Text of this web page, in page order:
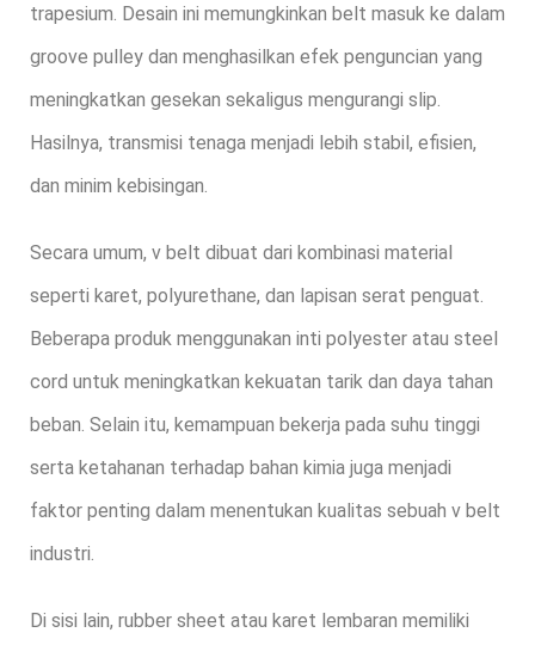
trapesium. Desain ini memungkinkan belt masuk ke dalam
groove pulley dan menghasilkan efek penguncian yang
meningkatkan gesekan sekaligus mengurangi slip.
Hasilnya, transmisi tenaga menjadi lebih stabil, efisien,
dan minim kebisingan.
Secara umum, v belt dibuat dari kombinasi material
seperti karet, polyurethane, dan lapisan serat penguat.
Beberapa produk menggunakan inti polyester atau steel
cord untuk meningkatkan kekuatan tarik dan daya tahan
beban. Selain itu, kemampuan bekerja pada suhu tinggi
serta ketahanan terhadap bahan kimia juga menjadi
faktor penting dalam menentukan kualitas sebuah v belt
industri.
Di sisi lain, rubber sheet atau karet lembaran memiliki